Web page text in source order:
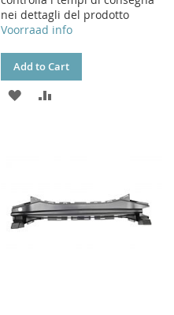
nei dettagli del prodotto
Voorraad info
Add to Cart
ADD